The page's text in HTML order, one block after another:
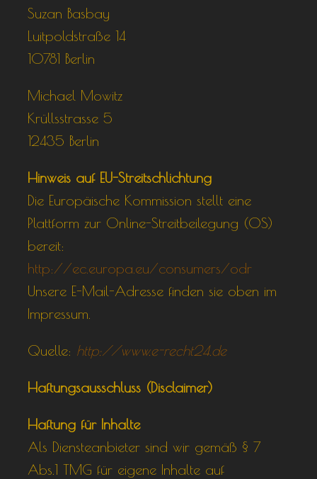
Suzan Basbay
Luitpoldstraße 14
10781 Berlin
Michael Mowitz
Krüllsstrasse 5
12435 Berlin
Hinweis auf EU-Streitschlichtung
Die Europäische Kommission stellt eine
Plattform zur Online-Streitbeilegung (OS)
bereit:
http://ec.europa.eu/consumers/odr
Unsere E-Mail-Adresse finden sie oben im
Impressum.
Quelle: http://www.e-recht24.de
Haftungsausschluss (Disclaimer)
Haftung für Inhalte
Als Diensteanbieter sind wir gemäß § 7
Abs.1 TMG für eigene Inhalte auf